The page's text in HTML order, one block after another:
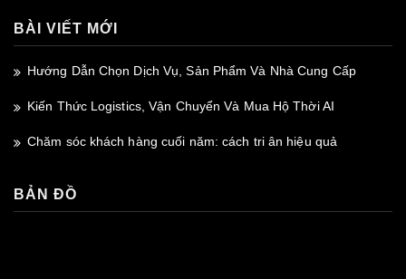
BÀI VIẾT MỚI
Hướng Dẫn Chọn Dịch Vụ, Sản Phẩm Và Nhà Cung Cấp
Kiến Thức Logistics, Vận Chuyển Và Mua Hộ Thời AI
Chăm sóc khách hàng cuối năm: cách tri ân hiệu quả
BẢN ĐỒ